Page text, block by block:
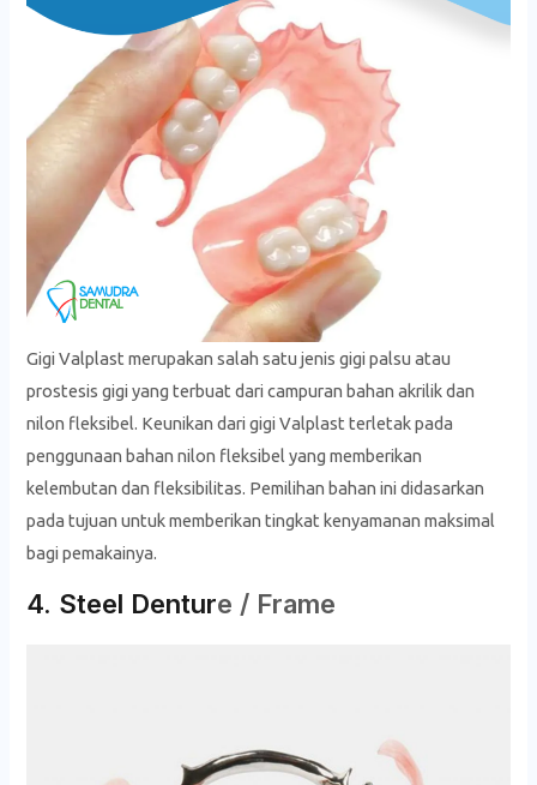
Gigi Valplast merupakan salah satu jenis gigi palsu atau
prostesis gigi yang terbuat dari campuran bahan akrilik dan
nilon fleksibel. Keunikan dari gigi Valplast terletak pada
penggunaan bahan nilon fleksibel yang memberikan
kelembutan dan fleksibilitas. Pemilihan bahan ini didasarkan
pada tujuan untuk memberikan tingkat kenyamanan maksimal
bagi pemakainya.
4. Steel Denture / Frame